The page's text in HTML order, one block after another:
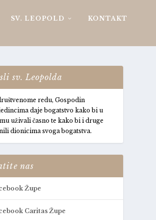
SV. LEOPOLD KONTAKT
sv. Leopolda
redu, Gospodin
daje bogatstvo kako bi u
uživali časno te kako bi i druge
dionicima svoga bogatstva.
nas
Župe
Caritas Župe